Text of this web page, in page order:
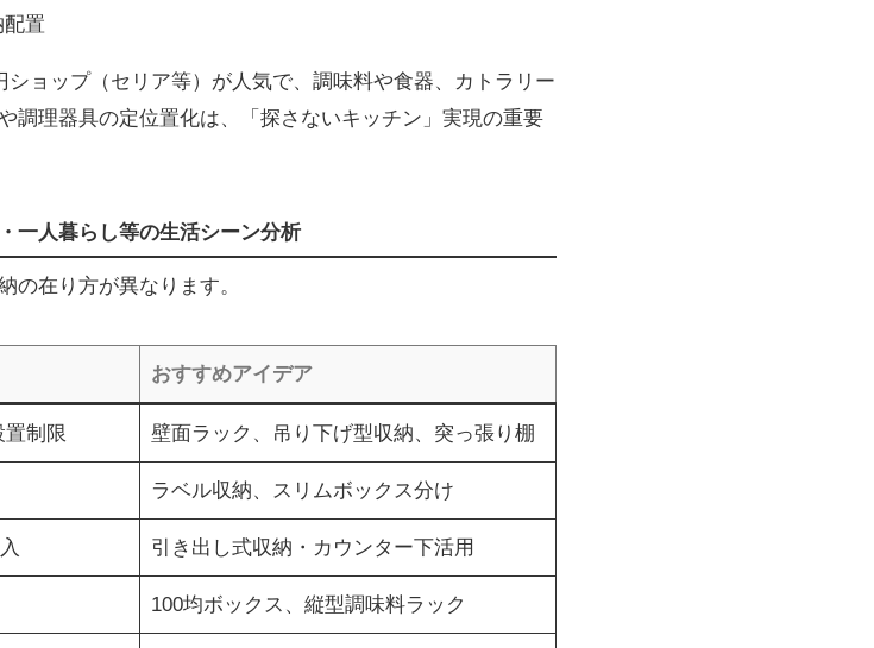
置
ョップ（セリア等）が人気で、調味料や食器、カトラリー
調理器具の定位置化は、「探さないキッチン」実現の重要
一人暮らし等の生活シーン分析
の在り方が異なります。
おすすめアイデア
制限 壁面ラック、吊り下げ型収納、突っ張り棚
ラベル収納、スリムボックス分け
引き出し式収納・カウンター下活用
100均ボックス、縦型調味料ラック